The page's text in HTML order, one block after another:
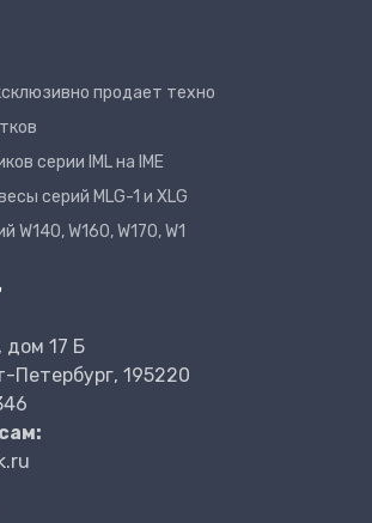
продает техно
серии IML на IME
серий MLG-1 и XLG
W140, W160, W170, W1
дом 17 Б
Петербург, 195220